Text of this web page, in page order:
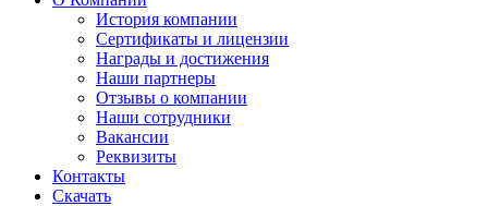
История компании
Сертификаты и лицензии
Награды и достижения
Наши партнеры
Отзывы о компании
Наши сотрудники
Вакансии
Реквизиты
Контакты
Скачать